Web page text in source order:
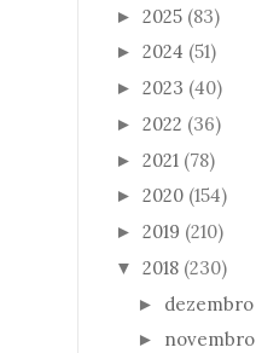
► 2025 (83)
► 2024 (51)
► 2023 (40)
► 2022 (36)
► 2021 (78)
► 2020 (154)
► 2019 (210)
▼ 2018 (230)
► dezembro
► novembro